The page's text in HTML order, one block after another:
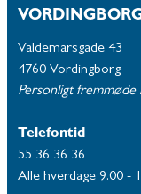
Valdemarsgade 43
4760 Vordingborg
Personligt fremmøde
Telefontid
55 36 36 36
Alle hverdage 9.00 -